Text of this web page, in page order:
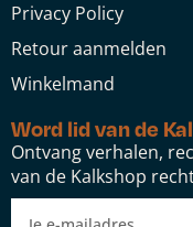
Privacy Policy
Retour aanmelden
Winkelmand
Word lid van de
Ontvang verhalen,
van de Kalkshop